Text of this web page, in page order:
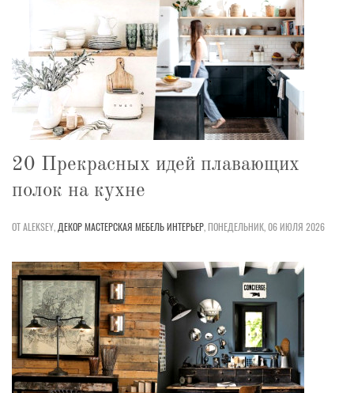
20 Прекрасных идей плавающих
полок на кухне
ОТ ALEKSEY, ДЕКОРМАСТЕРСКАЯ МЕБЕЛЬИНТЕРЬЕР,ПОНЕДЕЛЬНИК, 06 ИЮЛЯ 2026